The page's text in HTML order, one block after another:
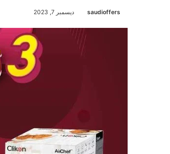
saudioffers ديسمبر 7, 2023